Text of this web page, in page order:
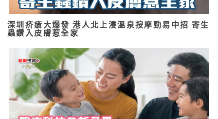
深圳疥瘡大爆發 港人北上浸溫泉按摩勁易中招 寄生
蟲鑽入皮膚惹全家